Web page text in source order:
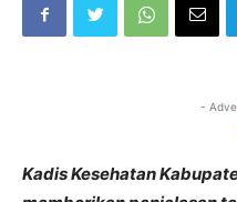
-
Kadis Kesehatan